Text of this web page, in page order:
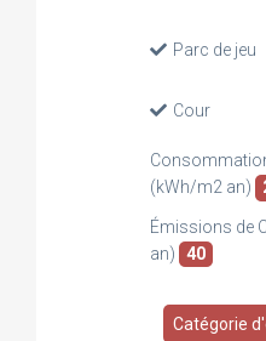
Parc de jeu
Cour
(kWh/m2 an)
Émissions de
an)
40
Catégorie